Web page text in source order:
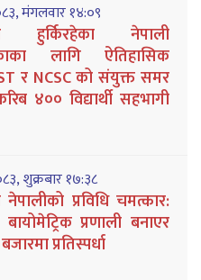
मंगलवार १४:०९
हुर्किरहेका नेपाली
लागि ऐतिहासिक
र NCSC को संयुक्त समर
४०० विद्यार्थी सहभागी
शुक्रबार १७:३८
प्रविधि चमत्कार:
बायोमेट्रिक प्रणाली बनाएर
बजारमा प्रतिस्पर्धा